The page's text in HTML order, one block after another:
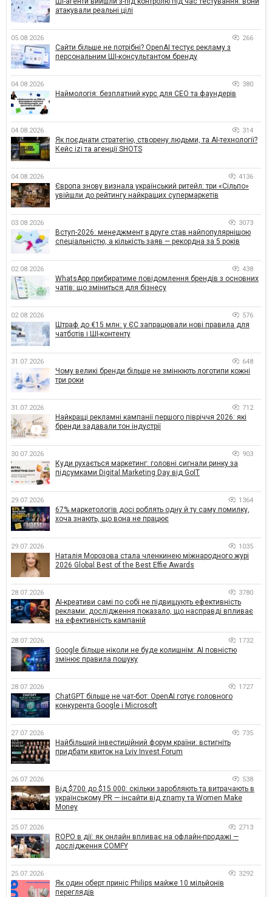
атакували реальні цілі
05.08.2026 266
Сайти більше не потрібні? OpenAI тестує рекламу з
персональним ШІ-консультантом бренду
04.08.2026 380
Наймологія: безплатний курс для CEO та фаундерів
04.08.2026 314
Як поєднати стратегію, створену людьми, та AI-технології?
Кейс izi та агенції SHOTS
04.08.2026 4136
Європа знову визнала український ритейл: три «Сільпо»
увійшли до рейтингу найкращих супермаркетів
03.08.2026 3073
Вступ-2026: менеджмент вдруге став найпопулярнішою
спеціальністю, а кількість заяв — рекордна за 5 років
02.08.2026 438
WhatsApp прибиратиме повідомлення брендів з основних
чатів: що зміниться для бізнесу
02.08.2026 576
Штраф до €15 млн: у ЄС запрацювали нові правила для
чатботів і ШІ-контенту
31.07.2026 648
Чому великі бренди більше не змінюють логотипи кожні
три роки
31.07.2026 712
Найкращі рекламні кампанії першого півріччя 2026: які
бренди задавали тон індустрії
30.07.2026 903
Куди рухається маркетинг: головні сигнали ринку за
підсумками Digital Marketing Day від GoIT
29.07.2026 1364
67% маркетологів досі роблять одну й ту саму помилку,
хоча знають, що вона не працює
29.07.2026 1035
Наталія Морозова стала членкинею міжнародного журі
2026 Global Best of the Best Effie Awards
28.07.2026 3780
AI-креативи самі по собі не підвищують ефективність
реклами: дослідження показало, що насправді впливає
на ефективність кампаній
28.07.2026 1732
Google більше ніколи не буде колишнім: AI повністю
змінює правила пошуку
28.07.2026 1727
ChatGPT більше не чат-бот: OpenAI готує головного
конкурента Google і Microsoft
27.07.2026 735
Найбільший інвестиційний форум країни: встигніть
придбати квиток на Lviv Invest Forum
26.07.2026 538
Від $700 до $15 000: скільки заробляють та витрачають в
українському PR — інсайти від znamy та Women Make
Money
25.07.2026 2713
ROPO в дії: як онлайн впливає на офлайн-продажі —
дослідження COMFY
25.07.2026 3292
Як один оберт приніс Philips майже 10 мільйонів
переглядів